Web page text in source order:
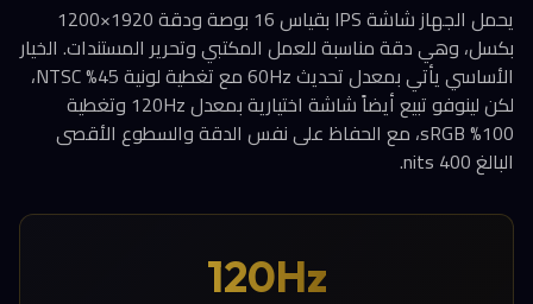
يحمل الجهاز شاشة IPS بقياس 16 بوصة ودقة 1920×1200
بكسل، وهي دقة مناسبة للعمل المكتبي وتحرير المستندات. الخيار
الأساسي يأتي بمعدل تحديث 60Hz مع تغطية لونية 45% NTSC،
لكن لينوفو تبيع أيضاً شاشة اختيارية بمعدل 120Hz وتغطية
100% sRGB، مع الحفاظ على نفس الدقة والسطوع الأقصى
البالغ 400 nits.
120Hz